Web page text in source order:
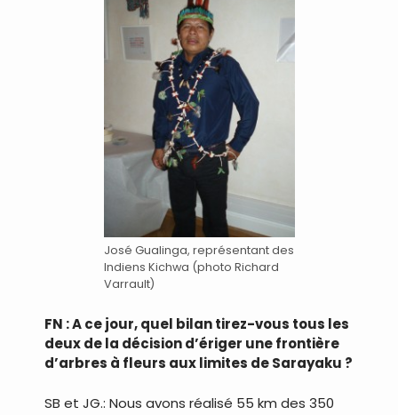
José Gualinga, représentant des
Indiens Kichwa (photo Richard
Varrault)
FN : A ce jour, quel bilan tirez-vous tous les
deux de la décision d’ériger une frontière
d’arbres à fleurs aux limites de Sarayaku ?
SB et JG.: Nous avons réalisé 55 km des 350